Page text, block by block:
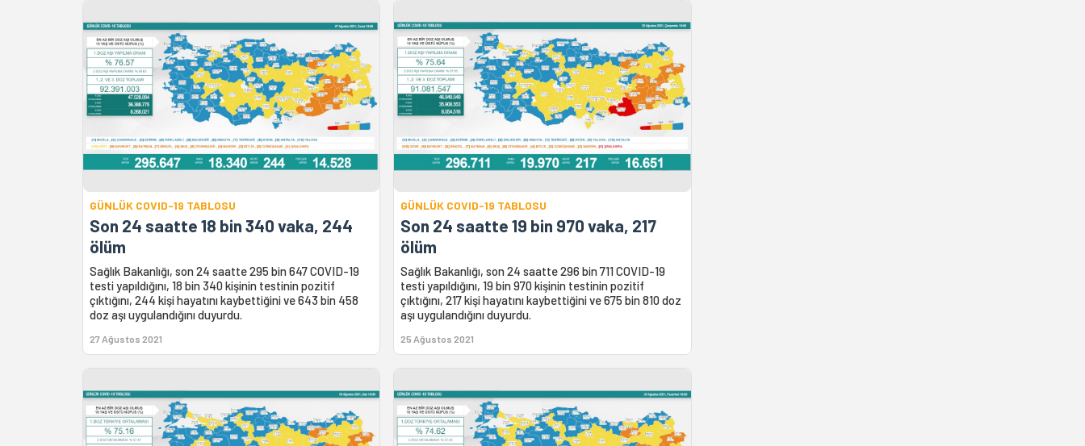
GÜNLÜK COVID-19 TABLOSU
Son 24 saatte 18 bin 340 vaka, 244
ölüm
Sağlık Bakanlığı, son 24 saatte 295 bin 647 COVID-19
testi yapıldığını, 18 bin 340 kişinin testinin pozitif
çıktığını, 244 kişi hayatını kaybettiğini ve 643 bin 458
doz aşı uygulandığını duyurdu.
27 Ağustos 2021
GÜNLÜK COVID-19 TABLOSU
Son 24 saatte 19 bin 970 vaka, 217
ölüm
Sağlık Bakanlığı, son 24 saatte 296 bin 711 COVID-19
testi yapıldığını, 19 bin 970 kişinin testinin pozitif
çıktığını, 217 kişi hayatını kaybettiğini ve 675 bin 810 doz
aşı uygulandığını duyurdu.
25 Ağustos 2021